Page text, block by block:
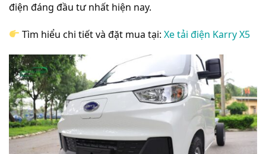
điện đáng đầu tư nhất hiện nay.
Tìm hiểu chi tiết và đặt mua tại:Xe tải điện Karry X5